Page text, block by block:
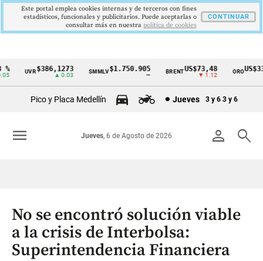
Cintillo
Colombia
UVR$386,1273
▲ 0.03
SMMLV$1.750.905 BRENTUS$73,48
▼ 1.12
ORO
Pico y Placa Medellín Jueves 3 y 6 3 y 6
person search
Jueves, 6 de Agosto de 2026
menu
No se encontró solución viable
a la crisis de Interbolsa:
Superintendencia Financiera
Este portal emplea cookies internas y de terceros con fines
estadísticos, funcionales y publicitarios. Puede aceptarlas o
consultar más en nuestra politica de cookies
CONTINUAR